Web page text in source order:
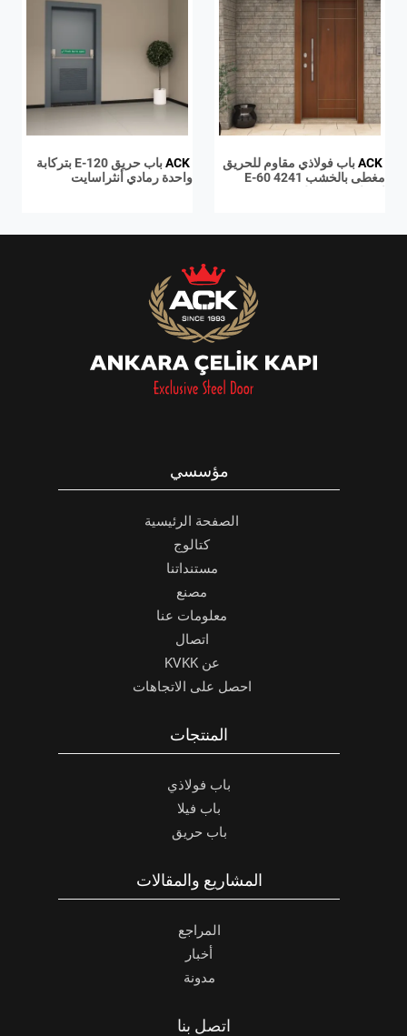
ACKباب فولاذي مقاوم للحريق
مغطى بالخشب E-60 4241
ACK
باب حريق E-120 بتركابة
واحدة رمادي أنثراسايت
مؤسسي
الصفحة الرئيسية
كتالوج
مستنداتنا
مصنع
معلومات عنا
اتصال
عن KVKK
احصل على الاتجاهات
المنتجات
باب فولاذي
باب فيلا
باب حريق
المشاريع والمقالات
المراجع
أخبار
مدونة
اتصل بنا